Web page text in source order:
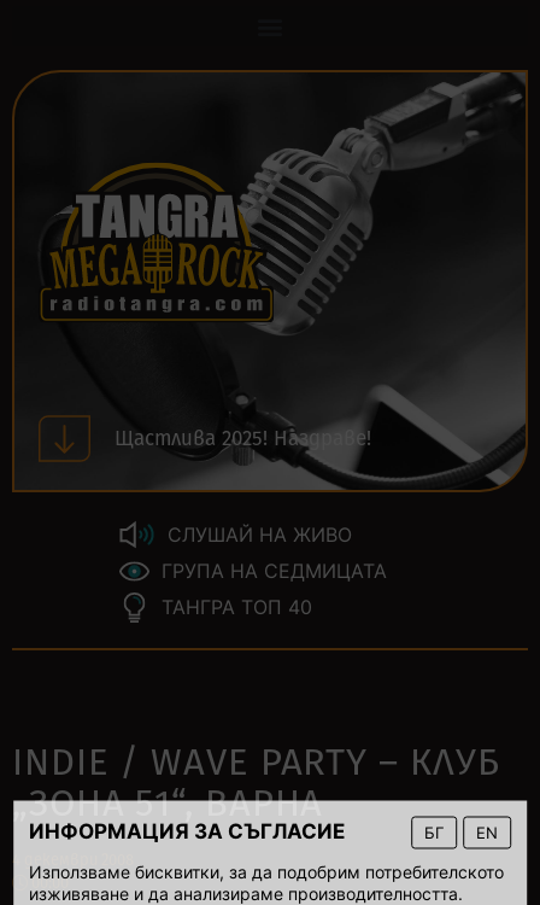
ИНФОРМАЦИЯ ЗА СЪГЛАСИЕ БГ EN
Използваме бисквитки, за да подобрим потребителското
изживяване и да анализираме производителността.
Щастлива 2025! Наздраве!
СЛУШАЙ НА ЖИВО
ГРУПА НА СЕДМИЦАТА
ТАНГРА ТОП 40
INDIE / WAVE PARTY – КЛУБ
„ЗОНА 51“, ВАРНА
00:00